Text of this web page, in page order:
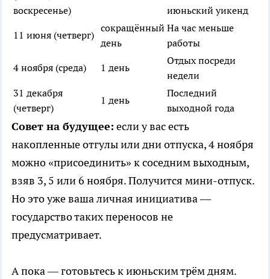
воскресенье)
июньский уикенд
11 июня (четверг)
сокращённый
день
На час меньше
работы
4 ноября (среда) 1 день
Отдых посреди
недели
31 декабря
(четверг)
1 день
Последний
выходной года
Совет на будущее: если у вас есть
накопленные отгулы или дни отпуска, 4 ноября
можно «присоединить» к соседним выходным,
взяв 3, 5 или 6 ноября. Получится мини-отпуск.
Но это уже ваша личная инициатива —
государство таких переносов не
предусматривает.
А пока — готовьтесь к июньским трём дням.